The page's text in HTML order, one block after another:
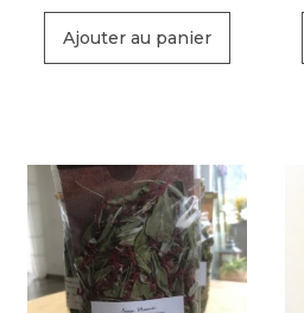
Ajouter au panier